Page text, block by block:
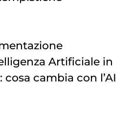
Artificiale in
cosa cambia con l’AI